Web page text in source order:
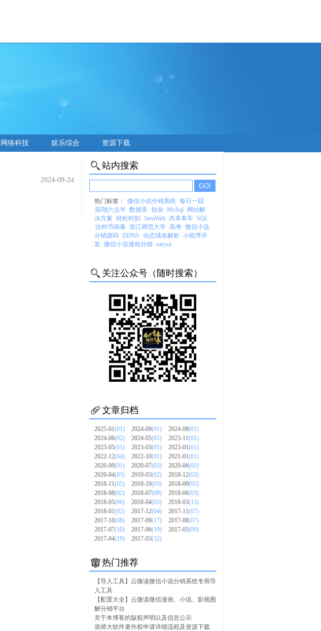
网络科技 娱乐综合 资源下载
2024-09-24
站内搜索
热门标签： 微信小说分销系统 每日一囧
陈翔六点半 数据库 创业 MySql
网站解
决方案 轻松时刻 JavaWeb 共享单车 SQL
比特币病毒 浙江师范大学 高考 微信小说
分销源码 DDNS 动态域名解析 小程序开
发 微信小说漫画分销 easyui
关注公众号（随时搜索）
文章归档
2025-01(01) 2024-09(01) 2024-08(01)
2024-06(02) 2024-05(01) 2023-11(01)
2023-05(01) 2023-03(01) 2023-01(01)
2022-12(04) 2022-10(01) 2021-01(01)
2020-09(01) 2020-07(03) 2020-06(02)
2020-04(03) 2019-03(02) 2018-12(03)
2018-11(05) 2018-10(03) 2018-09(02)
2018-08(02) 2018-07(09) 2018-06(03)
2018-05(06) 2018-04(03) 2018-03(13)
2018-01(02) 2017-12(04) 2017-11(07)
2017-10(08) 2017-09(17) 2017-08(07)
2017-07(10) 2017-06(19) 2017-05(09)
2017-04(19) 2017-03(32)
热门推荐
【导入工具】云微读微信小说分销系统专用导
入工具
【配置大全】云微读微信漫画、小说、影视图
解分销平台
关于本博客的版权声明以及信息公示
浙师大软件著作权申请详细流程及资源下载